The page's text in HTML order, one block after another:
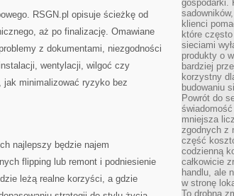
RSGN.pl opisuje ścieżkę od
aż po finalizację. Omawiane
z dokumentami, niezgodności
wentylacji, wilgoć czy
minimalizować ryzyko bez
najlepszy będzie najem
flipping lub remont i podniesienie
leżą realne korzyści, a gdzie
gospodarki.
klienci
które
sieciami
produkty o
bardziej
korzystny
budowaniu
Powrót do
mniejsza
zgodnych z
część
codzienną
całkowicie
handlu, ale
w stronę
To drobna